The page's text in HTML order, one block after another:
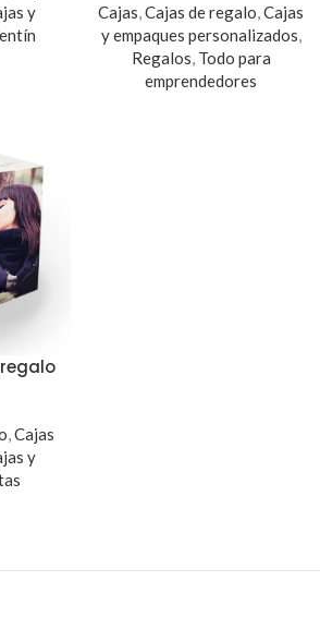
y
Cajas,Cajas de regalo,Cajas
y empaques personalizados,
Regalos, Todo para
emprendedores
,Cajas
y